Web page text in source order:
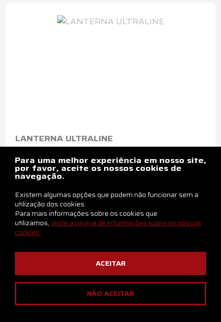
LANTERNA ULTRALINE
Para uma melhor experiência em nosso site,
por favor, aceite os nossos cookies de
navegação.
Existem algumas opções que podem não funcionar sem a
utilização dos cookies.
Para mais informações sobre os cookies que
utilizamos,visite a página de informações sobre os nossos
cookies.
ACEITAR
NÃO ACEITAR